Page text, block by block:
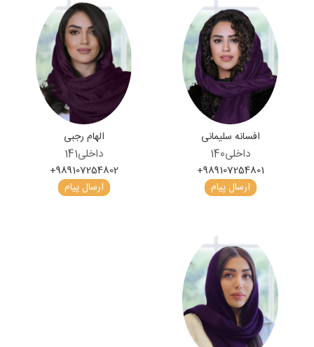
افسانه سلیمانی
داخلی140
+989107254801
ارسال پیام
الهام رجبی
داخلی141
+989107254802
ارسال پیام